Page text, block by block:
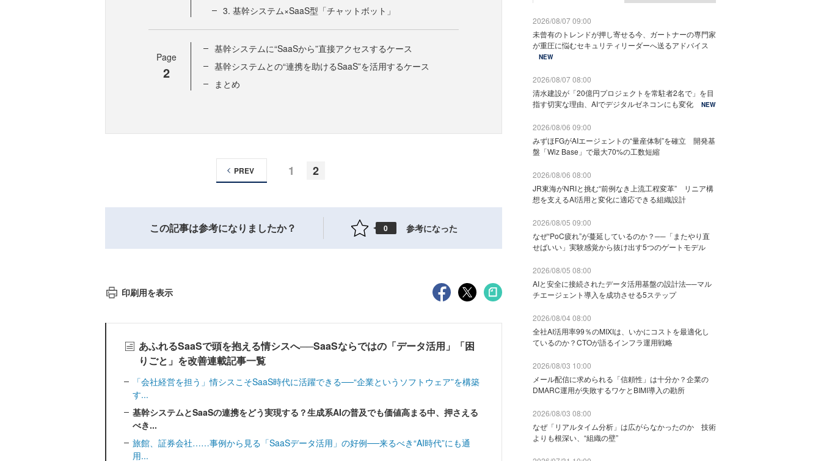
3. 基幹システム×SaaS型「チャットボット」
Page
2
基幹システムに“SaaSから”直接アクセスするケース
基幹システムとの“連携を助けるSaaS”を活用するケース
まとめ
1 2
PREV
この記事は参考になりましたか？ 0 参考になった
印刷用を表示
あふれるSaaSで頭を抱える情シスへ──SaaSならではの「データ活用」「困
りごと」を改善連載記事一覧
「会社経営を担う」情シスこそSaaS時代に活躍できる──“企業というソフトウェア”を構築
す...
基幹システムとSaaSの連携をどう実現する？生成系AIの普及でも価値高まる中、押さえる
べき...
旅館、証券会社……事例から見る「SaaSデータ活用」の好例──来るべき“AI時代”にも通
用...
2026/08/07 09:00
未曾有のトレンドが押し寄せる今、ガートナーの専門家
が重圧に悩むセキュリティリーダーへ送るアドバイス
NEW
2026/08/07 08:00
清水建設が「20億円プロジェクトを常駐者2名で」を目
指す切実な理由、AIでデジタルゼネコンにも変化
NEW
2026/08/06 09:00
みずほFGがAIエージェントの“量産体制”を確立 開発基
盤「Wiz Base」で最大70%の工数短縮
2026/08/06 08:00
JR東海がNRIと挑む“前例なき上流工程変革” リニア構
想を支えるAI活用と変化に適応できる組織設計
2026/08/05 09:00
なぜ“PoC疲れ”が蔓延しているのか？──「またやり直
せばいい」実験感覚から抜け出す5つのゲートモデル
2026/08/05 08:00
AIと安全に接続されたデータ活用基盤の設計法──マル
チエージェント導入を成功させる5ステップ
2026/08/04 08:00
全社AI活用率99％のMIXIは、いかにコストを最適化し
ているのか？CTOが語るインフラ運用戦略
2026/08/03 10:00
メール配信に求められる「信頼性」は十分か？企業の
DMARC運用が失敗するワケとBIMI導入の勘所
2026/08/03 08:00
なぜ「リアルタイム分析」は広がらなかったのか 技術
よりも根深い、“組織の壁”